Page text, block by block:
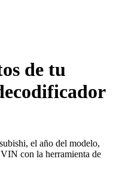
de tu
el año del modelo,
con la herramienta de